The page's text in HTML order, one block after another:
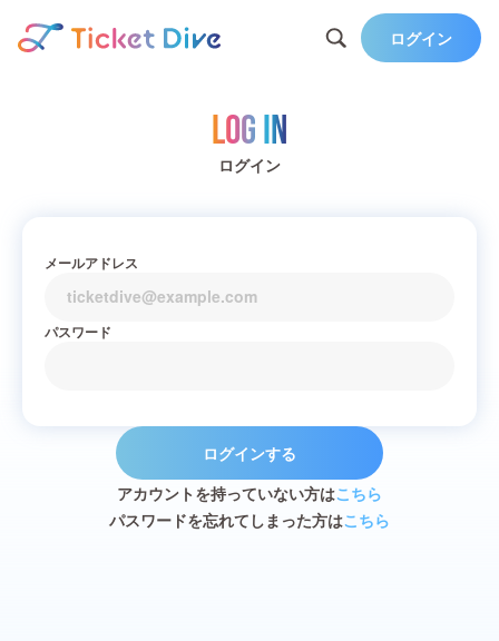
ログイン
Log in
ログイン
メールアドレス
パスワード
ログインする
アカウントを持っていない方はこちら
パスワードを忘れてしまった方はこちら